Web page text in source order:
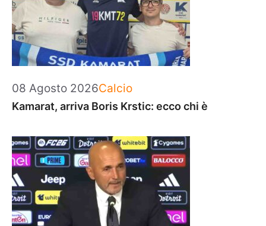
08 Agosto 2026Categorie
Calcio
Kamarat, arriva Boris Krstic: ecco chi è